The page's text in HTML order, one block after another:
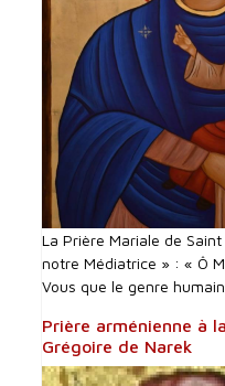
La Prière Mariale de
notre Médiatrice » : « Ô
Vous que le genre humain
Prière arménienne à
Grégoire de Narek